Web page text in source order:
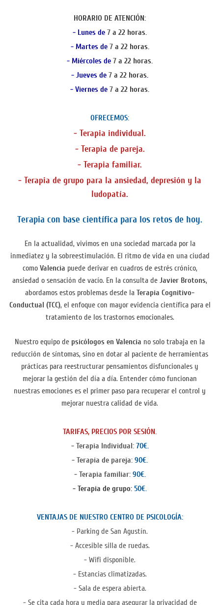
HORARIO DE ATENCIÓN:
- Lunes de 7 a 22 horas.
- Martes de 7a 22 horas.
- Miércoles de 7 a 22 horas.
- Jueves de 7 a 22 horas.
- Viernes de 7 a 22 horas.
OFRECEMOS:
- Terapia individual.
- Terapia de pareja.
- Terapia familiar.
- Terapia de grupo para la ansiedad, depresión y la
ludopatía.
Terapia con base científica para los retos de hoy.
En la actualidad, vivimos en una sociedad marcada por la
inmediatez y la sobreestimulación. El ritmo de vida en una ciudad
como Valencia puede derivar en cuadros de estrés crónico,
ansiedad o sensación de vacío. En la consulta deJavier Brotons,
abordamos estos problemas desde laTerapia Cognitivo-
Conductual (TCC), el enfoque con mayor evidencia científica para el
tratamiento de los trastornos emocionales.
Nuestro equipo de psicólogos en Valencia no solo trabaja en la
reducción de síntomas, sino en dotar al paciente de herramientas
prácticas para reestructurar pensamientos disfuncionales y
mejorar la gestión del día a día. Entender cómo funcionan
nuestras emociones es el primer paso para recuperar el control y
mejorar nuestra calidad de vida.
TARIFAS, PRECIOS POR SESIÓN.
- Terapia Individual: 70€.
- Terapia de pareja:90€.
- Terapia familiar: 90€.
- Terapia de grupo: 50€.
VENTAJAS DE NUESTRO CENTRO DE PSICOLOGÍA:
- Parking de San Agustín.
- Accesible silla de ruedas.
- Wifi disponible.
- Estancias climatizadas.
- Sala de espera abierta.
- Se cita cada hora y media para asegurar la privacidad de